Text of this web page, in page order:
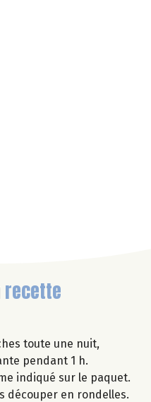
recette
toute une nuit,
pendant 1 h.
indiqué sur le paquet.
découper en rondelles.